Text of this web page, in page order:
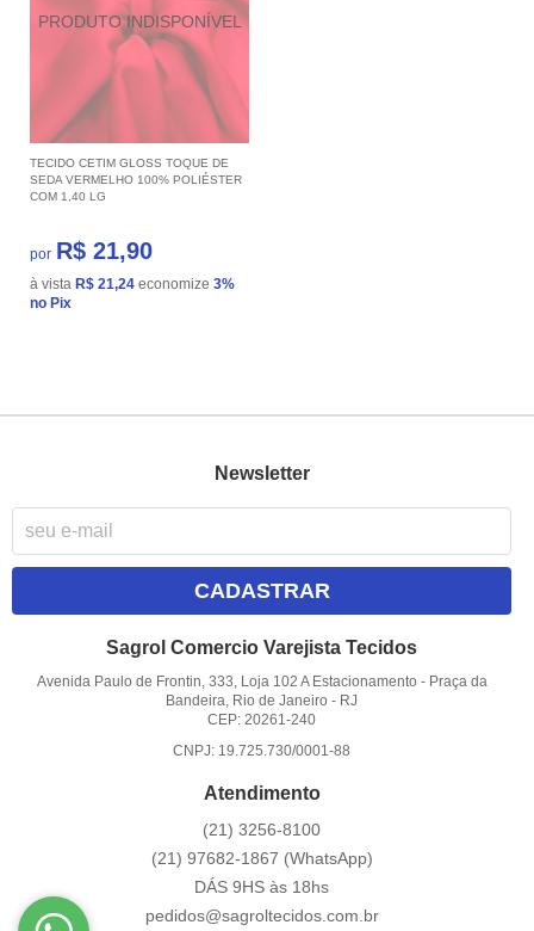
TECIDO CETIM GLOSS TOQUE DE
SEDA VERMELHO 100% POLIÉSTER
COM 1,40 LG
por R$ 21,90
à vista R$ 21,24 economize 3%
no Pix
Newsletter
CADASTRAR
Sagrol Comercio Varejista Tecidos
Avenida Paulo de Frontin, 333, Loja 102 A Estacionamento - Praça da
Bandeira, Rio de Janeiro - RJ
CEP: 20261-240
CNPJ: 19.725.730/0001-88
Atendimento
(21) 3256-8100
(21) 97682-1867 (WhatsApp)
DÁS 9HS às 18hs
pedidos@sagroltecidos.com.br